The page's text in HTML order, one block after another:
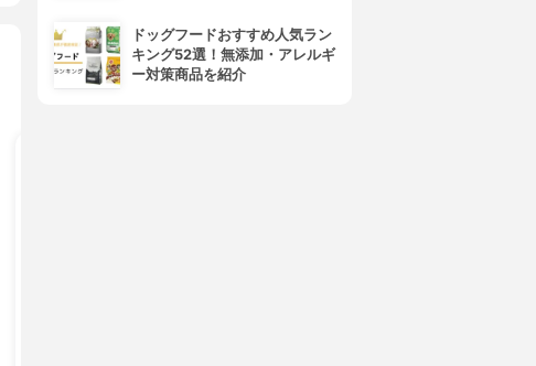
ドッグフードおすすめ人気ラン
キング52選！無添加・アレルギ
ー対策商品を紹介